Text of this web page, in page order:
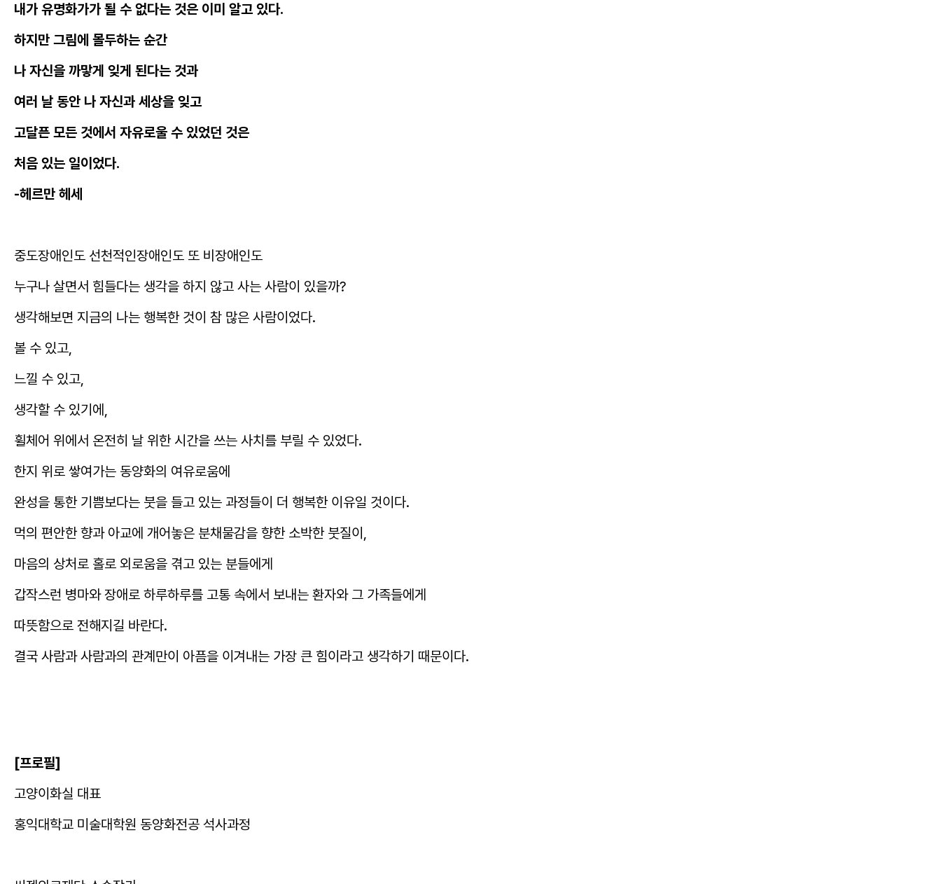
내가 유명화가가 될 수 없다는 것은 이미 알고 있다.
하지만 그림에 몰두하는 순간
나 자신을 까맣게 잊게 된다는 것과
여러 날 동안 나 자신과 세상을 잊고
고달픈 모든 것에서 자유로울 수 있었던 것은
처음 있는 일이었다.
-헤르만 헤세
중도장애인도 선천적인장애인도 또 비장애인도
누구나 살면서 힘들다는 생각을 하지 않고 사는 사람이 있을까?
생각해보면 지금의 나는 행복한 것이 참 많은 사람이었다.
볼 수 있고,
느낄 수 있고,
생각할 수 있기에,
휠체어 위에서 온전히 날 위한 시간을 쓰는 사치를 부릴 수 있었다.
한지 위로 쌓여가는 동양화의 여유로움에
완성을 통한 기쁨보다는 붓을 들고 있는 과정들이 더 행복한 이유일 것이다.
먹의 편안한 향과 아교에 개어놓은 분채물감을 향한 소박한 붓질이,
마음의 상처로 홀로 외로움을 겪고 있는 분들에게
갑작스런 병마와 장애로 하루하루를 고통 속에서 보내는 환자와 그 가족들에게
따뜻함으로 전해지길 바란다.
결국 사람과 사람과의 관계만이 아픔을 이겨내는 가장 큰 힘이라고 생각하기 때문이다.
[프로필]
고양이화실 대표
홍익대학교 미술대학원 동양화전공 석사과정